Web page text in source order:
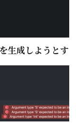
成しようとす